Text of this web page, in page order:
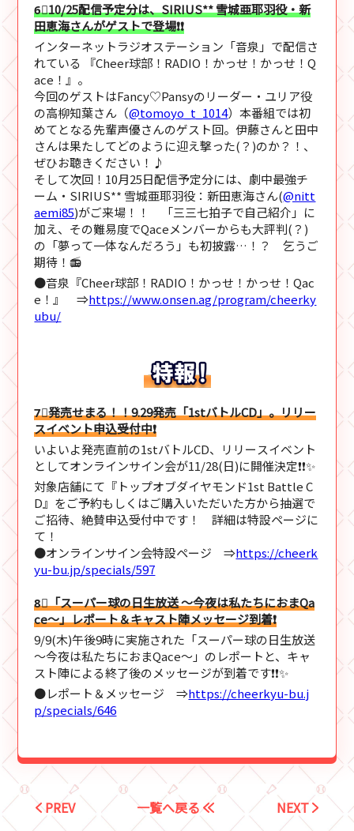
6⃣10/25配信予定分は、SIRIUS** 雪城亜耶羽役・新
田恵海さんがゲストで登場❗❗
インターネットラジオステーション「音泉」で配信さ
れている 『Cheer球部！RADIO！かっせ！かっせ！Q
ace！』。
今回のゲストはFancy♡Pansyのリーダー・ユリア役
の高柳知葉さん（@tomoyo_t_1014）本番組では初
めてとなる先輩声優さんのゲスト回。伊藤さんと田中
さんは果たしてどのように迎え撃った(？)のか？！、
ぜひお聴きください！♪
そして次回！10月25日配信予定分には、劇中最強チ
ーム・SIRIUS** 雪城亜耶羽役：新田恵海さん(@nitt
aemi85)がご来場！！ 「三三七拍子で自己紹介」に
加え、その難易度でQaceメンバーからも大評判(？)
の「夢って一体なんだろう」も初披露…！？ 乞うご
期待！📻
●音泉『Cheer球部！RADIO！かっせ！かっせ！Qac
e！』 ⇒https://www.onsen.ag/program/cheerky
ubu/
7⃣発売せまる！！9.29発売「1stバトルCD」。リリー
スイベント申込受付中❗
いよいよ発売直前の1stバトルCD、リリースイベント
としてオンラインサイン会が11/28(日)に開催決定❗❗✨
対象店舗にて『トップオブダイヤモンド1st Battle C
D』をご予約もしくはご購入いただいた方から抽選で
ご招待、絶賛申込受付中です！ 詳細は特設ページに
て！
●オンラインサイン会特設ページ ⇒https://cheerk
yu-bu.jp/specials/597
8⃣「スーパー球の日生放送 ～今夜は私たちにおまQa
ce～」レポート＆キャスト陣メッセージ到着❗
9/9(木)午後9時に実施された「スーパー球の日生放送
～今夜は私たちにおまQace～」のレポートと、キャ
スト陣による終了後のメッセージが到着です❗❗✨
●レポート＆メッセージ ⇒https://cheerkyu-bu.j
p/specials/646
PREV 一覧へ戻る NEXT